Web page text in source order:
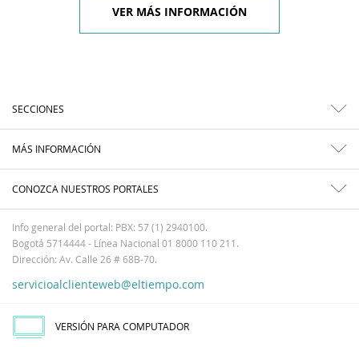
VER MÁS INFORMACIÓN
SECCIONES
MÁS INFORMACIÓN
CONOZCA NUESTROS PORTALES
Info general del portal: PBX: 57 (1) 2940100.
Bogotá 5714444 - Línea Nacional 01 8000 110 211.
Dirección: Av. Calle 26 # 68B-70.
servicioalclienteweb@eltiempo.com
VERSIÓN PARA COMPUTADOR